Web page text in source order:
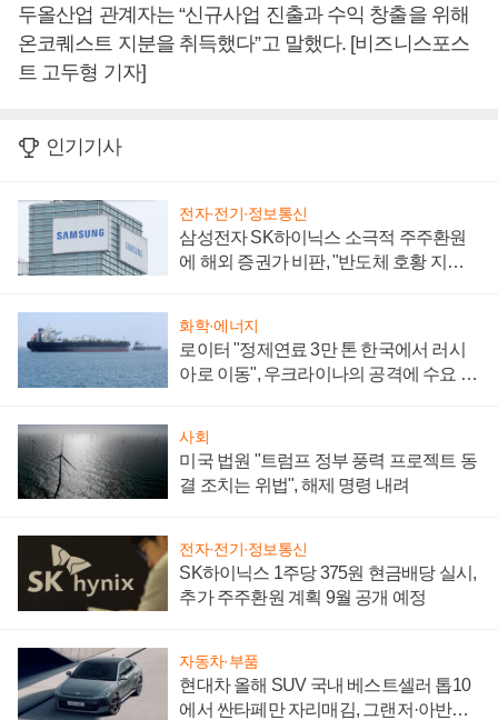
두올산업 관계자는 “신규사업 진출과 수익 창출을 위해
온코퀘스트 지분을 취득했다”고 말했다. [비즈니스포스
트 고두형 기자]
인기기사
전자·전기·정보통신
삼성전자 SK하이닉스 소극적 주주환원
에 해외 증권가 비판, "반도체 호황 지속
화학·에너지
로이터 "정제연료 3만 톤 한국에서 러시
아로 이동", 우크라이나의 공격에 수요 늘
사회
미국 법원 "트럼프 정부 풍력 프로젝트 동
결 조치는 위법", 해제 명령 내려
전자·전기·정보통신
SK하이닉스 1주당 375원 현금배당 실시,
추가 주주환원 계획 9월 공개 예정
자동차·부품
현대차 올해 SUV 국내 베스트셀러 톱10
에서 싼타페만 자리매김, 그랜저·아반떼